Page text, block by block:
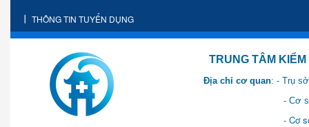
THÔNG TIN TUYỂN DỤNG
TRUNG TÂM KIỂM SOÁT
Địa chỉ cơ quan: - Trụ
- Cơ sở 2: Khu Hành
- Cơ sở 3: Số 1 Ngõ 2